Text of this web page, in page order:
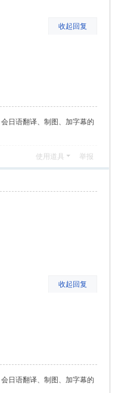
收起回复
日语翻译、制图、加字幕的
使用道具 举报
收起回复
日语翻译、制图、加字幕的